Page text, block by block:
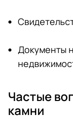
Документы
Частые
камни